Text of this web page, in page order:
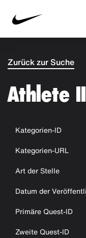
Zurück zur Suche
Athlete
Kategorien-ID
Kategorien-URL
Art der Stelle
Datum der
Primäre Quest-ID
Zweite Quest-ID